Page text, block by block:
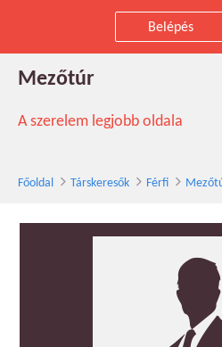
Belépés
Sanyipisti társkereső
Mezőtúr
A szerelem legjobb oldala
Főoldal Társkeresők Férfi